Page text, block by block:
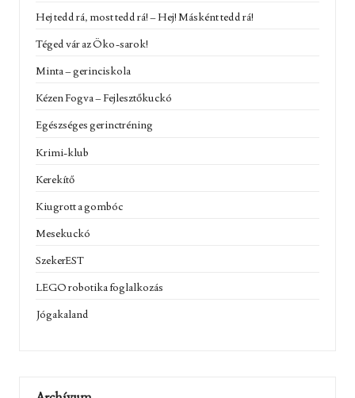
Hej tedd rá, most tedd rá! – Hej! Másként tedd rá!
Téged vár az Öko-sarok!
Minta – gerinciskola
Kézen Fogva – Fejlesztőkuckó
Egészséges gerinctréning
Krimi-klub
Kerekítő
Kiugrott a gombóc
Mesekuckó
SzekerEST
LEGO robotika foglalkozás
Jógakaland